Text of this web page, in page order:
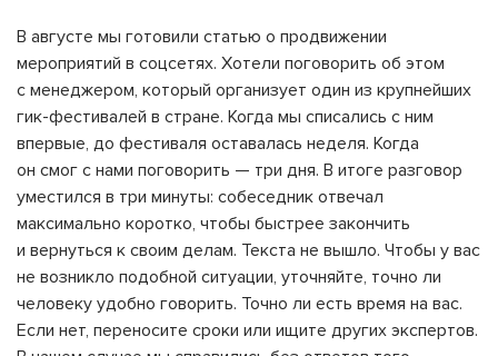
В августе мы готовили статью о продвижении
мероприятий в соцсетях. Хотели поговорить об этом
с менеджером, который организует один из крупнейших
гик-фестивалей в стране. Когда мы списались с ним
впервые, до фестиваля оставалась неделя. Когда
он смог с нами поговорить — три дня. В итоге разговор
уместился в три минуты: собеседник отвечал
максимально коротко, чтобы быстрее закончить
и вернуться к своим делам. Текста не вышло. Чтобы у вас
не возникло подобной ситуации, уточняйте, точно ли
человеку удобно говорить. Точно ли есть время на вас.
Если нет, переносите сроки или ищите других экспертов.